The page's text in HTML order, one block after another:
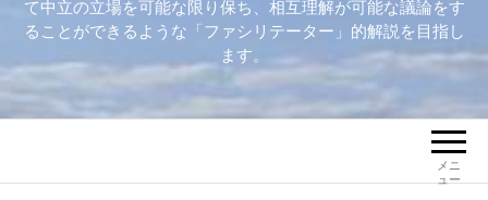
て中立の立場を可能な限り保ち、相互理解が可能な議論をす
ることができるような「ファシリテーター」的解説を目指し
ます。
メニ
ュー